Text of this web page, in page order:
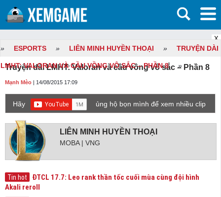
X
» ESPORTS » LIÊN MINH HUYỀN THOẠI » TRUYỆN DÀI
LMHT: VALORAN VÀ CẦU VỒNG VÔ SẮC – PHẦN 8 »
Truyện dài LMHT: Valoran và cầu vồng vô sắc – Phần 8
Mạnh Mèo | 14/08/2015 17:09
Hãy
ủng hộ bọn mình để xem nhiều clip
LIÊN MINH HUYỀN THOẠI
MOBA | VNG
Tin hot
ĐTCL 17.7: Leo rank thần tốc cuối mùa cùng đội hình
Akali reroll